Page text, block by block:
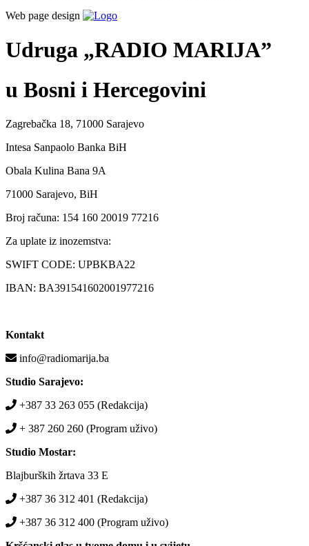
Web page design
Udruga „RADIO MARIJA”
u Bosni i Hercegovini
Zagrebačka 18, 71000 Sarajevo
Intesa Sanpaolo Banka BiH
Obala Kulina Bana 9A
71000 Sarajevo, BiH
Broj računa: 154 160 20019 77216
Za uplate iz inozemstva:
SWIFT CODE: UPBKBA22
IBAN: BA391541602001977216
Kontakt
info@radiomarija.ba
Studio Sarajevo:
+387 33 263 055 (Redakcija)
+ 387 260 260 (Program uživo)
Studio Mostar:
Blajburških žrtava 33 E
+387 36 312 401 (Redakcija)
+387 36 312 400 (Program uživo)